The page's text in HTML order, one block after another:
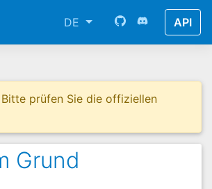
DE API
prüfen Sie die offiziellen
Grund